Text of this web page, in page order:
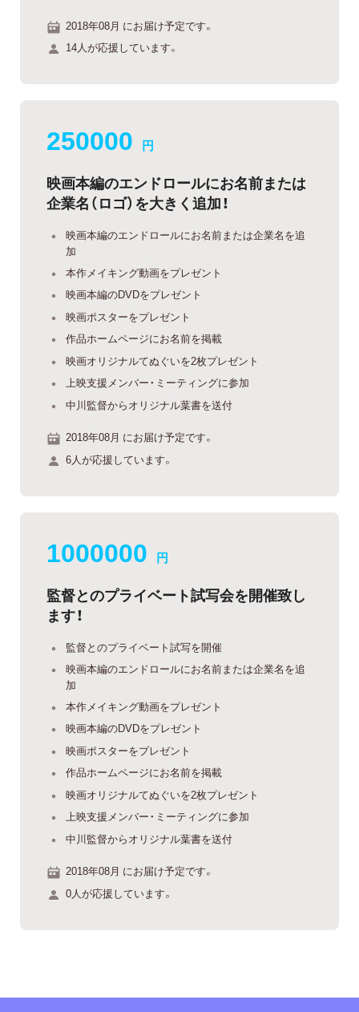
2018年08月 にお届け予定です。
14人が応援しています。
250000 円
映画本編のエンドロールにお名前または
企業名（ロゴ）を大きく追加！
映画本編のエンドロールにお名前または企業名を追
加
本作メイキング動画をプレゼント
映画本編のDVDをプレゼント
映画ポスターをプレゼント
作品ホームページにお名前を掲載
映画オリジナルてぬぐいを2枚プレゼント
上映支援メンバー・ミーティングに参加
中川監督からオリジナル葉書を送付
2018年08月 にお届け予定です。
6人が応援しています。
1000000 円
監督とのプライベート試写会を開催致し
ます！
監督とのプライベート試写を開催
映画本編のエンドロールにお名前または企業名を追
加
本作メイキング動画をプレゼント
映画本編のDVDをプレゼント
映画ポスターをプレゼント
作品ホームページにお名前を掲載
映画オリジナルてぬぐいを2枚プレゼント
上映支援メンバー・ミーティングに参加
中川監督からオリジナル葉書を送付
2018年08月 にお届け予定です。
0人が応援しています。